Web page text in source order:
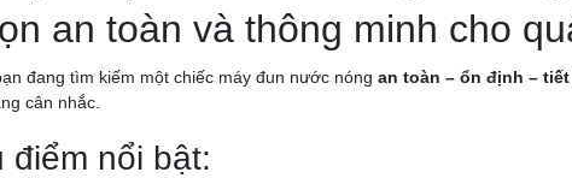
an toàn và thông minh cho
đang tìm kiếm một chiếc máy đun nước nóng an toàn – ổn định –
cân nhắc.
điểm nổi bật: